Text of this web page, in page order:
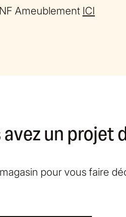
Ameublement ICI
avez un projet
pour vous faire